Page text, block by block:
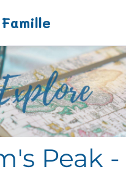
Peak -